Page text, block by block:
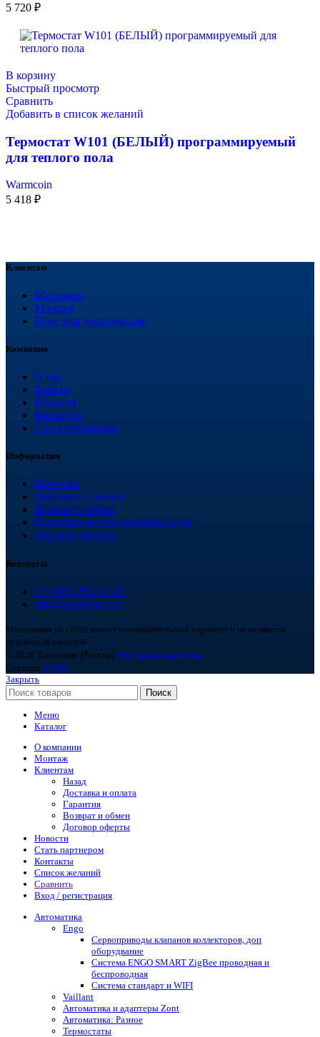
5 720 ₽
В корзину
Быстрый просмотр
Сравнить
Добавить в список желаний
Термостат W101 (БЕЛЫЙ) программируемый
для теплого пола
Warmcoin
5 418 ₽
Клиентам
Магазины
Монтаж
Полезная информация
Компания
О нас
Бренды
Новости
Вакансии
Стать партнером
Информация
Гарантия
Доставка и оплата
Возврат и обмен
Политика конфиденциальности
Договор оферты
Контакты
+7 (918) 252-12-26
info@teploplas.com
Материалы на сайте имеют ознакомительный характер и не являются
публичной офертой.
© 2026 Теплоплас (Россия). Все права защищены.
Создано BOND
Закрыть
Поиск
Меню
Каталог
О компании
Монтаж
Клиентам
Назад
Доставка и оплата
Гарантия
Возврат и обмен
Договор оферты
Новости
Стать партнером
Контакты
Список желаний
Сравнить
Вход / регистрация
Автоматика
Engo
Сервоприводы клапанов коллекторов, доп
оборудвание
Система ENGO SMART ZigBee проводная и
беспроводная
Система стандарт и WIFI
Vaillant
Автоматика и адаптеры Zont
Автоматика: Разное
Термостаты